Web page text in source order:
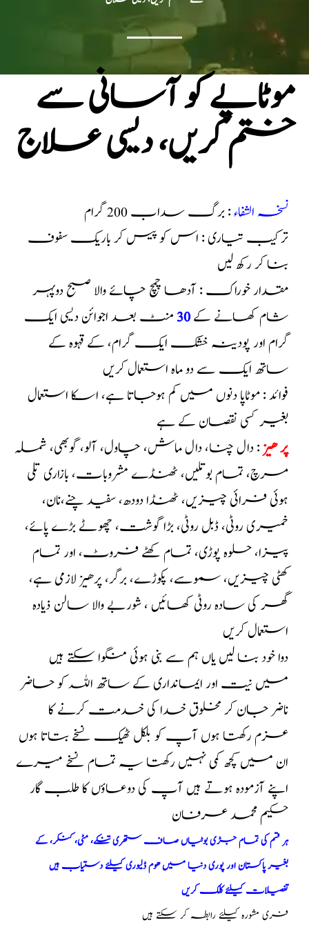
موٹاپے کو آسانی سے
ختم کریں، دیسی علاج
نسخہ الشفاء: برگ سداب 200 گرام
ترکیب تیاری : اس کو پیس کر باریک سفوف
بنا کر رکھ لیں
مقدار خوراک : آدھا چمچ چائے والا صبح دوپہر
شام کھانے کے30منٹ بعد اجوائن دیسی ایک
گرام اور پودینہ خشک ایک گرام، کے قہوہ کے
ساتھ ایک سے دو ماہ استعمال کریں
فوائد : موٹاپا دنوں میں کم ہوجاتا ہے، اسکا استعمال
بغیر کسی نقصان کے ہے
پر ھیز: دال چنا، دال ماش، چاول، آلو، گوبھی، شملہ
مرچ، تمام بوتلیں، ٹھنڈے مشروبات، بازاری تلی
ہوئی فرائی چیزیں، ٹھنڈا دودھ، سفید چنے،نان،
خمیری روٹی، ڈبل روٹی، بڑا گوشت، چھوٹے بڑے پائے،
پیزا، حلوہ پوڑی، تمام کھٹے فروٹ، اور تمام
کھٹی چیزیں، سموسے، پکوڑے، برگر، پرھیز لازمی ہے،
گھر کی سادہ روٹی کھائیں ، شوربے والا سالن ذیادہ
استعمال کریں
دوا خود بنا لیں یاں ہم سے بنی ہوئی منگوا سکتے ہیں
میں نیت اور ایمانداری کے ساتھ اللہ کو حاضر
ناضر جان کر مخلوق خدا کی خدمت کرنے کا
عزم رکھتا ہوں آپ کو بلکل ٹھیک نسخے بتاتا ہوں
ان میں کچھ کمی نہیں رکھتا یہ تمام نسخے میرے
اپنے آزمودہ ہوتے ہیں آپ کی دوعاؤں کا طلب گار
حکیم محمد عرفان
ہر قسم کی تمام جڑی بوٹیاں صاف ستھری تنکے، مٹی، کنکر، کے
بغیر پاکستان اور پوری دنیا میں ھوم ڈلیوری کیلئے دستیاب ہیں
تفصیلات کیلئے کلک کریں
فری مشورہ کیلئے رابطہ کر سکتے ہیں